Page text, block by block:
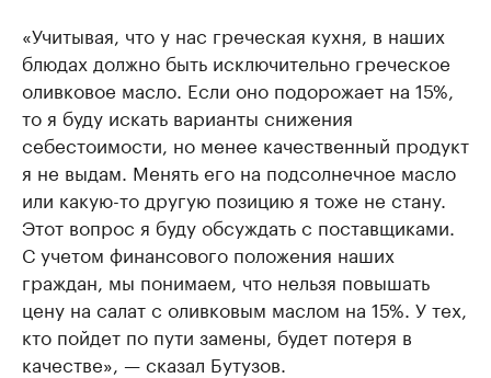
«Учитывая, что у нас греческая кухня, в наших
блюдах должно быть исключительно греческое
оливковое масло. Если оно подорожает на 15%,
то я буду искать варианты снижения
себестоимости, но менее качественный продукт
я не выдам. Менять его на подсолнечное масло
или какую-то другую позицию я тоже не стану.
Этот вопрос я буду обсуждать с поставщиками.
С учетом финансового положения наших
граждан, мы понимаем, что нельзя повышать
цену на салат с оливковым маслом на 15%. У тех,
кто пойдет по пути замены, будет потеря в
качестве», — сказал Бутузов.